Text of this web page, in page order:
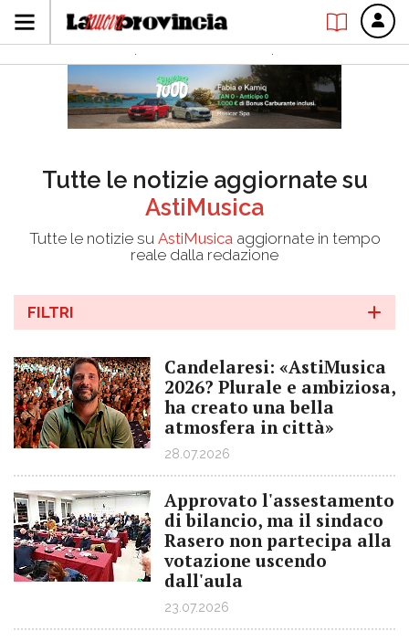
Tutte le notizie aggiornate su
AstiMusica
Tutte le notizie su AstiMusicaaggiornate in tempo
reale dalla redazione
FILTRI
Candelaresi: «AstiMusica
2026? Plurale e ambiziosa,
ha creato una bella
atmosfera in città»
28.07.2026
Approvato l'assestamento
di bilancio, ma il sindaco
Rasero non partecipa alla
votazione uscendo
dall'aula
23.07.2026